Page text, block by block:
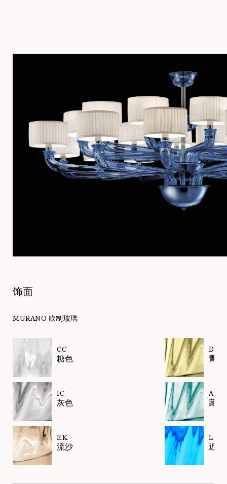
饰面
MURANO 吹制玻璃
CC
糖色
IC
灰色
EK
流沙
DK
青榄
AK
藏青
LQ
近蓝